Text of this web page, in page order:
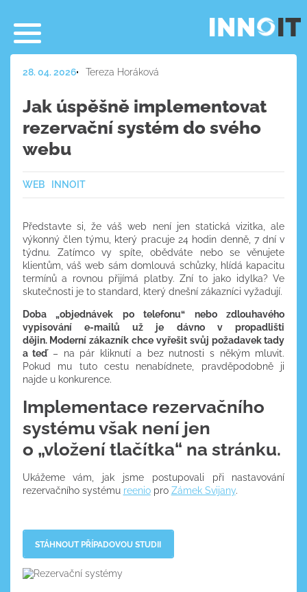
28. 04. 2026 Tereza Horáková
Jak úspěšně implementovat
rezervační systém do svého
webu
WEB INNOIT
Představte si, že váš web není jen statická vizitka, ale
výkonný člen týmu, který pracuje 24 hodin denně, 7 dní v
týdnu. Zatímco vy spíte, obědváte nebo se věnujete
klientům, váš web sám domlouvá schůzky, hlídá kapacitu
termínů a rovnou přijímá platby. Zní to jako idylka? Ve
skutečnosti je to standard, který dnešní zákazníci vyžadují.
Doba „objednávek po telefonu“ nebo zdlouhavého
vypisování e-mailů už je dávno v propadlišti
dějin. Moderní zákazník chce vyřešit svůj požadavek tady
a teď– na pár kliknutí a bez nutnosti s někým mluvit.
Pokud mu tuto cestu nenabídnete, pravděpodobně ji
najde u konkurence.
Implementace rezervačního
systému však není jen
o „vložení tlačítka“ na stránku.
Ukážeme vám, jak jsme postupovali při nastavování
rezervačního systému reeniopro Zámek Svijany.
STÁHNOUT PŘÍPADOVOU STUDII